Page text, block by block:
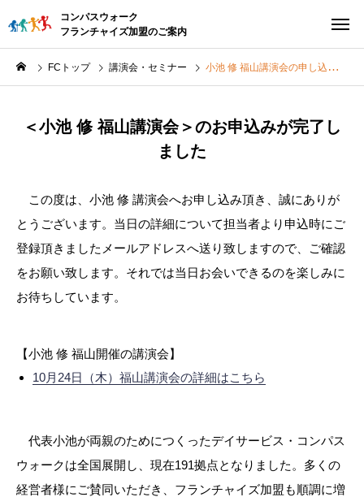
コンパスウォーク
フランチャイズ加盟のご案内
FCトップ 講演会・セミナー 小池 修 福山講演会の申し込み完了
＜小池 修 福山講演会＞のお申込みが完了し
ました
この度は、小池 修 講演会へお申し込み頂き、誠にありが
とうございます。当日の詳細について担当者より申込時にご
登録頂きましたメールアドレスへ送り致しますので、ご確認
をお願い致します。それでは当日お会いできるのを楽しみに
お待ちしています。
【小池 修 福山開催の講演会】
10月24日（木）福山講演会の詳細はこちら
代表小池が両親のためにつくったデイサービス・コンパス
ウォークは全国展開し、現在191拠点となりました。多くの
経営者様にご賛同いただき、フランチャイズ加盟も順調に増